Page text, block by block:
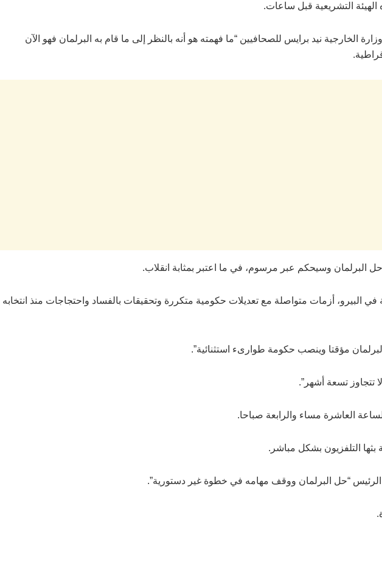
الهيئة التشريعية قبل ساعات.
الخارجية نيد برايس للصحافيين “ما فهمته هو أنه بالنظر إلى ما قام به البرلمان فهو الآن
البيرو، أزمات متواصلة مع تعديلات حكومية متكررة وتحقيقات بالفساد واحتجاجات منذ انتخابه
تسعة أشهر”.
العاشرة مساء والرابعة صباحا.
الرئيس “حل البرلمان ووقف مهامه في خطوة غير دستورية”.